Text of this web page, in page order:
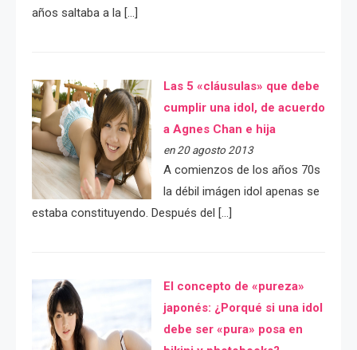
años saltaba a la […]
Las 5 «cláusulas» que debe
cumplir una idol, de acuerdo
a Agnes Chan e hija
en 20 agosto 2013
A comienzos de los años 70s
la débil imágen idol apenas se
estaba constituyendo. Después del […]
El concepto de «pureza»
japonés: ¿Porqué si una idol
debe ser «pura» posa en